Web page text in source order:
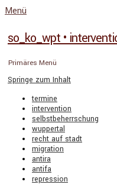
Menü
so_ko_wpt •
Primäres Menü
Springe zum Inhalt
termine
intervention
selbstbeherrschung
wuppertal
recht auf stadt
migration
antira
antifa
repression